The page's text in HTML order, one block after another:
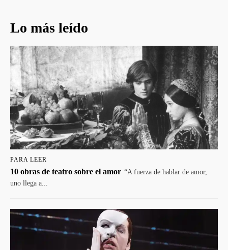
Lo más leído
PARA LEER
10 obras de teatro sobre el amor “A fuerza de hablar de amor,
uno llega a...